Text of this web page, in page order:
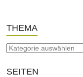
THEMA
SEITEN